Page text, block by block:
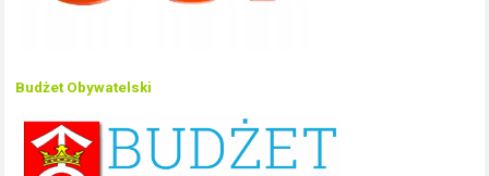
Budżet Obywatelski